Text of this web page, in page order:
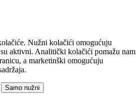
Nužni kolačići omogućuju
aktivni. Analitički kolačići pomažu nam
a marketinški omogućuju
Samo nužni